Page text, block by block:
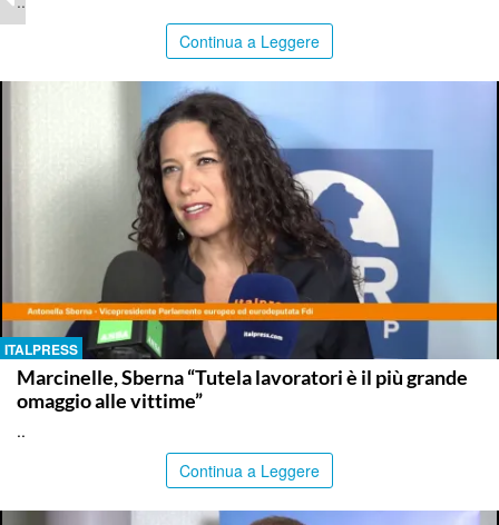
Continua a Leggere
ITALPRESS
Marcinelle, Sberna “Tutela lavoratori è il più grande
omaggio alle vittime”
..
Continua a Leggere